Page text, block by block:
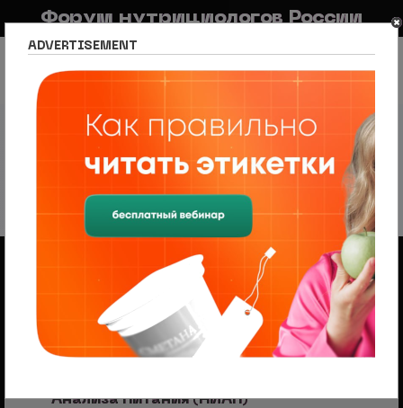
Форум нутрициологов России
FAQ Правила
Нутрициология по регионам
ФГБУН "ФИЦ питания и
биотехнологии"
32 темы • Страница из
Менеджер по продажам (B2B/B2C) в НЦПС
— Удаленно, от 110 000 ₽
Ищем менеджера по продажам в лицензированный
учебный центр нутрициологии. Удаленная работа,
свободный график, оплата 20%
Анализа Питания (НИАП)
ADVERTISEMENT